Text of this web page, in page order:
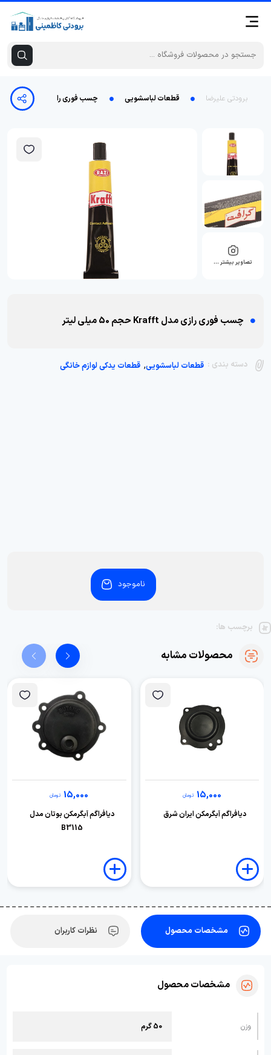
برودتی علیرضا قطعات لباسشویی چسب فوری رازی مدل Krafft حجم 50 میلی لیتر
تصاویر بیشتر …
چسب فوری رازی مدل Krafft حجم 50 میلی لیتر
دسته بندی : قطعات لباسشویی, قطعات یدکی لوازم خانگی
ناموجود
برچسب ها:
محصولات مشابه
15,000 تومان
دیافراگم آبگرمکن ایران شرق
15,000 تومان
دیافراگم آبگرمکن بوتان مدل
B3115
مشخصات محصول نظرات کاربران
مشخصات محصول
وزن 50 گرم